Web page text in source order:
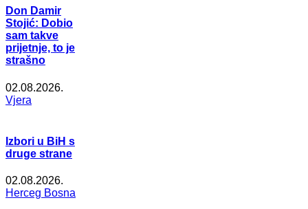
Don Damir
Stojić: Dobio
sam takve
prijetnje, to je
strašno
02.08.2026.
Vjera
Izbori u BiH s
druge strane
02.08.2026.
Herceg Bosna